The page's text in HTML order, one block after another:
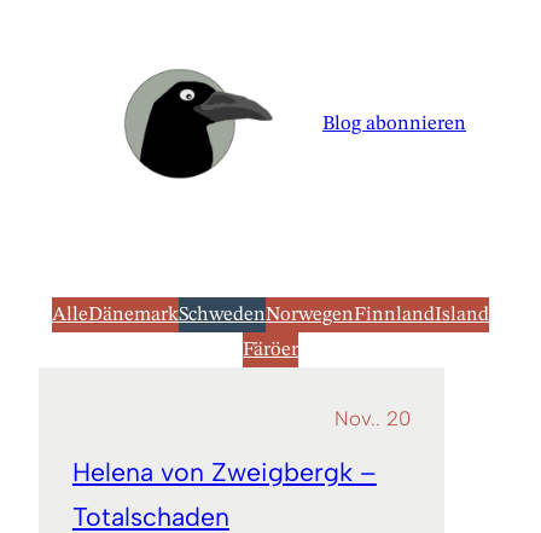
Blog abonnieren
AlleDänemarkSchwedenNorwegenFinnlandIsland
Färöer
Nov.. 20
Helena von Zweigbergk –
Totalschaden